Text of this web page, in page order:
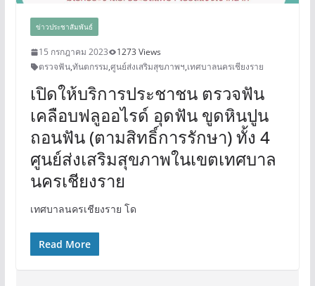
ข่าวประชาสัมพันธ์
15 กรกฎาคม 2023
1273 Views
ตรวจฟัน,ทันตกรรม,ศูนย์ส่งเสริมสุขภาพฯ,เทศบาลนครเชียงราย
เปิดให้บริการประชาชน ตรวจฟัน
เคลือบฟลูออไรด์ อุดฟัน ขูดหินปูน
ถอนฟัน (ตามสิทธิ์การรักษา) ทั้ง 4
ศูนย์ส่งเสริมสุขภาพในเขตเทศบาล
นครเชียงราย
เทศบาลนครเชียงราย โด
Read More